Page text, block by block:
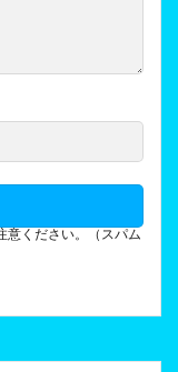
意ください。（スパム